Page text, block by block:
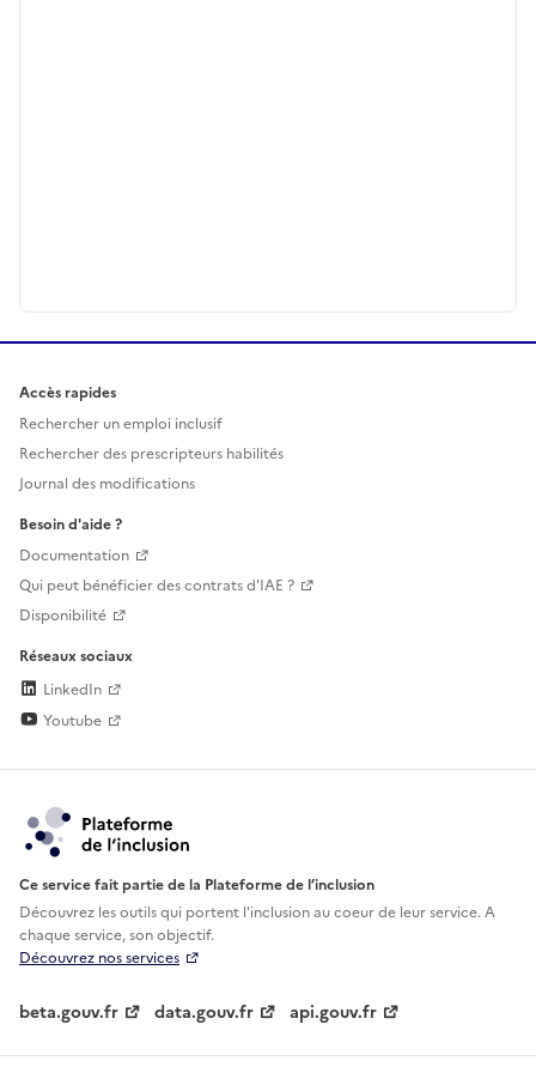
Accès rapides
Rechercher un emploi inclusif
Rechercher des prescripteurs habilités
Journal des modifications
Besoin d'aide ?
Documentation
Qui peut bénéficier des contrats d'IAE ?
Disponibilité
Réseaux sociaux
LinkedIn
Youtube
Ce service fait partie de la Plateforme de l’inclusion
Découvrez les outils qui portent l'inclusion aucoeur de leur service. A
chaque service, son objectif.
Découvrez nos services
beta.gouv.fr data.gouv.fr api.gouv.fr